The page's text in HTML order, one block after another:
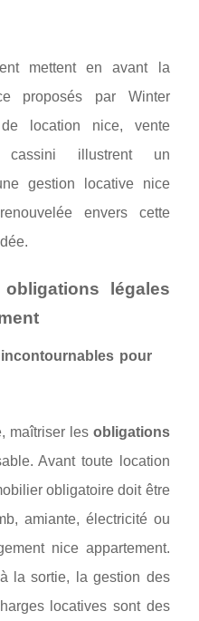
mettent en avant la
proposés par Winter
location nice, vente
cassini illustrent un
gestion locative nice
envers cette
légales
pour
maîtriser les obligations
Avant toute location
obligatoire doit être
amiante, électricité ou
nice appartement.
la sortie, la gestion des
locatives sont des